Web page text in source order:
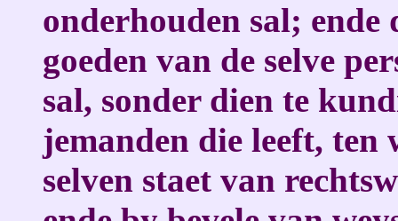
onderhouden sal; ende
goeden van de selve
sal, sonder dien te
jemanden die leeft, ten
selven staet van